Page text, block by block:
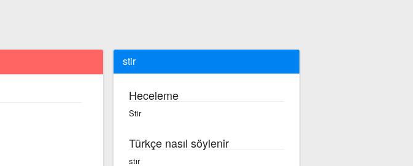
stir
Heceleme
Stir
Türkçe nasıl söylenir
stır